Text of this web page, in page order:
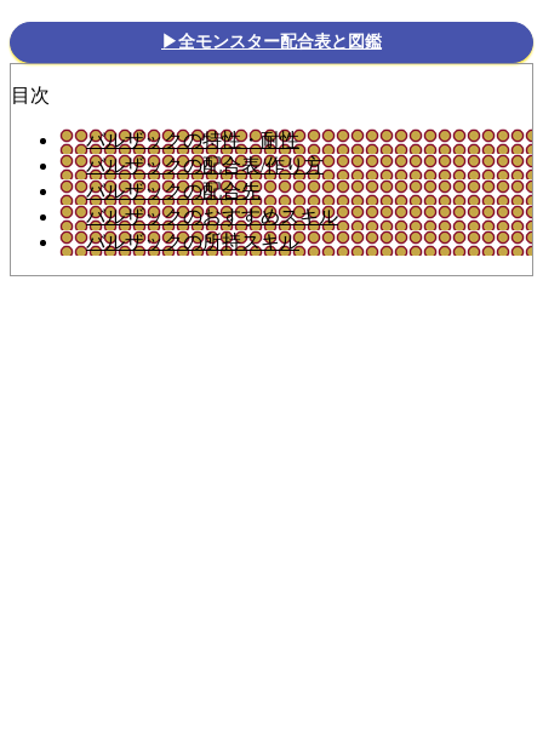
▶全モンスター配合表と図鑑
目次
バルザックの特性・耐性
バルザックの配合表/作り方
バルザックの配合先
バルザックのおすすめスキル
バルザックの所持スキル